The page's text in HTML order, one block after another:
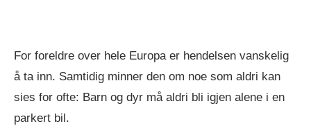
For foreldre over hele Europa er hendelsen vanskelig
å ta inn. Samtidig minner den om noe som aldri kan
sies for ofte: Barn og dyr må aldri bli igjen alene i en
parkert bil.